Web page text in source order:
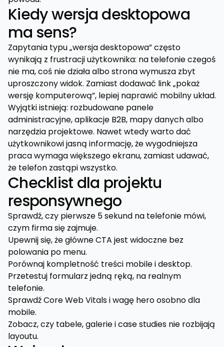
Kiedy wersja desktopowa
ma sens?
Zapytania typu „wersja desktopowa” często
wynikają z frustracji użytkownika: na telefonie czegoś
nie ma, coś nie działa albo strona wymusza zbyt
uproszczony widok. Zamiast dodawać link „pokaż
wersję komputerową”, lepiej naprawić mobilny układ.
Wyjątki istnieją: rozbudowane panele
administracyjne, aplikacje B2B, mapy danych albo
narzędzia projektowe. Nawet wtedy warto dać
użytkownikowi jasną informację, że wygodniejsza
praca wymaga większego ekranu, zamiast udawać,
że telefon zastąpi wszystko.
Checklist dla projektu
responsywnego
Sprawdź, czy pierwsze 5 sekund na telefonie mówi,
czym firma się zajmuje.
Upewnij się, że główne CTA jest widoczne bez
polowania po menu.
Porównaj kompletność treści mobile i desktop.
Przetestuj formularz jedną ręką, na realnym
telefonie.
Sprawdź Core Web Vitals i wagę hero osobno dla
mobile.
Zobacz, czy tabele, galerie i case studies nie rozbijają
layoutu.